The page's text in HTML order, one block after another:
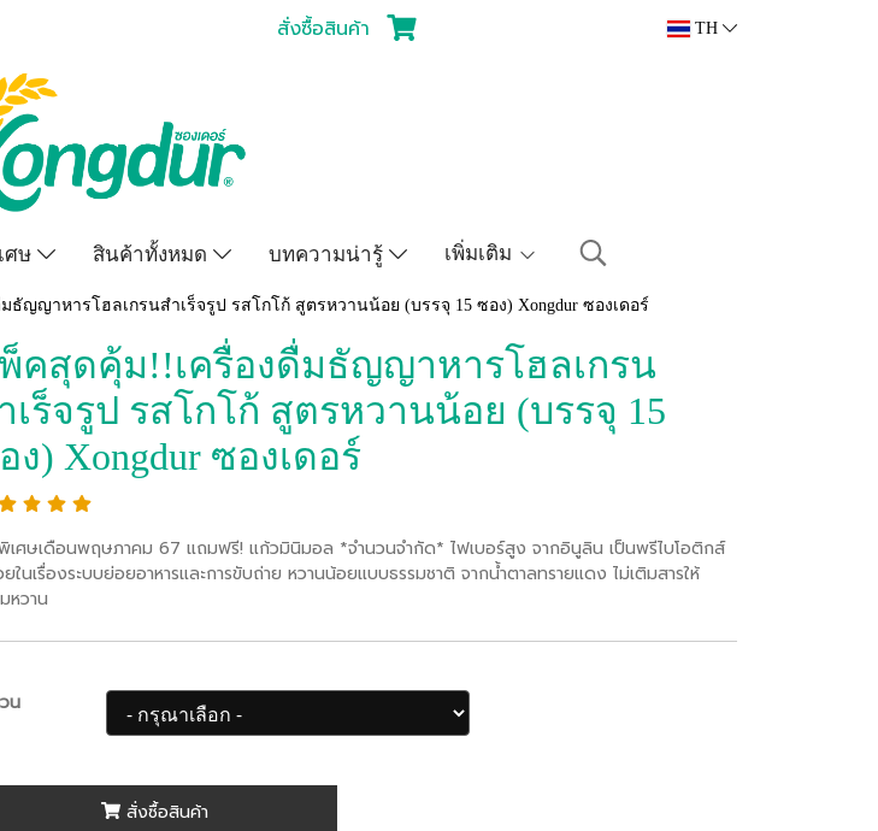
สั่งซื้อสินค้า TH
ศษ สินค้าทั้งหมด บทความน่ารู้ เพิ่มเติม
ธัญญาหารโฮลเกรนสำเร็จรูป รสโกโก้ สูตรหวานน้อย (บรรจุ 15 ซอง) Xongdur ซองเดอร์
คสุดคุ้ม!!เครื่องดื่มธัญญาหารโฮลเกรน
เร็จรูป รสโกโก้ สูตรหวานน้อย (บรรจุ 15
ง) Xongdur ซองเดอร์
เศษเดือนพฤษภาคม 67 แถมฟรี! แก้วมินิมอล *จำนวนจำกัด* ไฟเบอร์สูง จากอินูลิน เป็นพรีไบโอติกส์
ในเรื่องระบบย่อยอาหารและการขับถ่าย หวานน้อยแบบธรรมชาติ จากน้ำตาลทรายแดง ไม่เติมสารให้
หวาน
น
สั่งซื้อสินค้า